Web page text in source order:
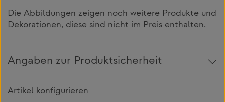
Die Abbildungen zeigen noch weitere Produkte und
Dekorationen, diese sind nicht im Preis enthalten.
Angaben zur Produktsicherheit
Artikel konfigurieren